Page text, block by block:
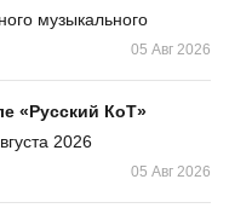
музыкального
05 Авг 2026
«Русский КоТ»
2026
05 Авг 2026